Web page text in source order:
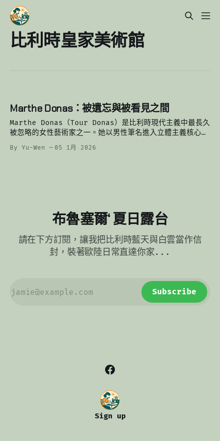
比利時皇家美術館
Marthe Donas：被遺忘與被看見之間
Marthe Donas（Tour Donas）是比利時現代主義中最長久
被忽略的女性藝術家之一。她以男性筆名進入立體主義核心，
By Yu-Wen 05 1月 2026
布魯塞爾‘ 夏日露台
請在下方訂閱，讓我把比利時藍天與白雲當作信
封，裝著歐陸日常直達你家...
Subscribe
Sign up